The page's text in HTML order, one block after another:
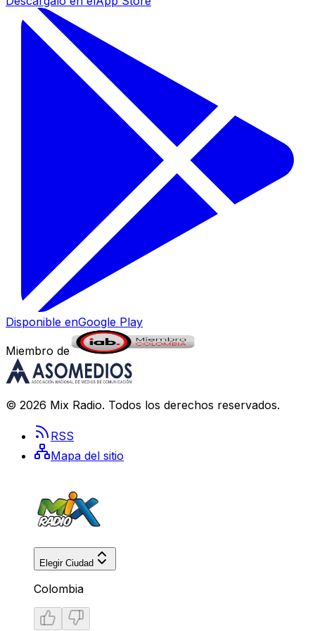
Disponible enGoogle Play
Miembro de
© 2026 Mix Radio. Todos los derechos reservados.
RSS
Mapa del sitio
Elegir Ciudad
Colombia